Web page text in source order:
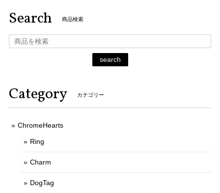
Search 商品検索
search
Category カテゴリー
ChromeHearts
Ring
Charm
DogTag